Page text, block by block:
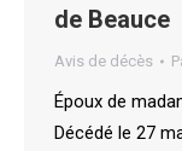
de Beauce
Avis de décès
Époux de
Décédé le 27